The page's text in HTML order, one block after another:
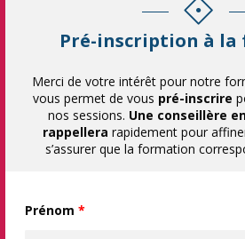
Pré-inscription à
Merci de votre intérêt pour notre
vous permet de vous pré-inscrire
nos sessions. Une conseillère
rappellera rapidement pour
s’assurer que la formation
Prénom *